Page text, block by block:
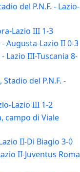
del P.N.F. - Lazio-
Lazio III 1-3
Augusta-Lazio II 0-3
Lazio III-Tuscania 8-
del P.N.F. -
Lazio III 1-2
campo di Viale
II-Di Biagio 3-0
II-Juventus Roma